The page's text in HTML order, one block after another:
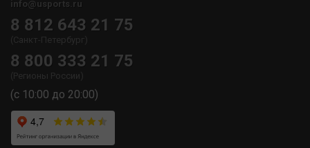
info@usports.ru
8 812 643 21 75
(Санкт-Петербург)
8 800 333 21 75
(Регионы России)
(с 10:00 до 20:00)